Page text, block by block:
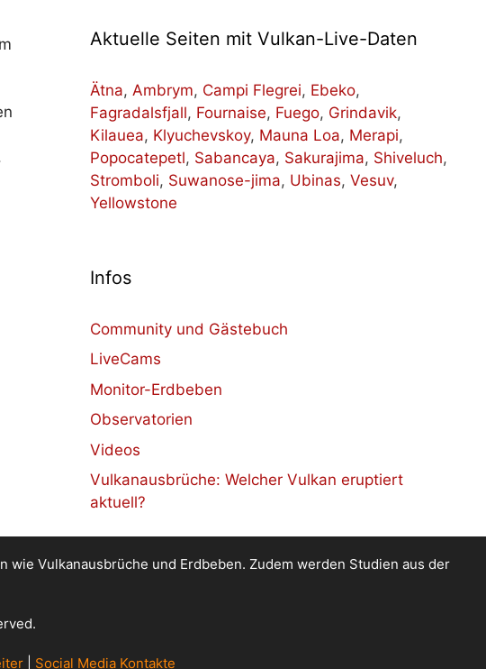
Aktuelle Seiten mit Vulkan-Live-Daten
Ätna, Ambrym, Campi Flegrei, Ebeko,
Fagradalsfjall, Fournaise, Fuego, Grindavik,
Kilauea, Klyuchevskoy, Mauna Loa, Merapi,
Popocatepetl, Sabancaya, Sakurajima, Shiveluch,
Stromboli, Suwanose-jima, Ubinas, Vesuv,
Yellowstone
Infos
Community und Gästebuch
LiveCams
Monitor-Erdbeben
Observatorien
Videos
Vulkanausbrüche: Welcher Vulkan eruptiert
aktuell?
Vulkanausbrüche und Erdbeben. Zudem werden Studien aus der
Social Media Kontakte